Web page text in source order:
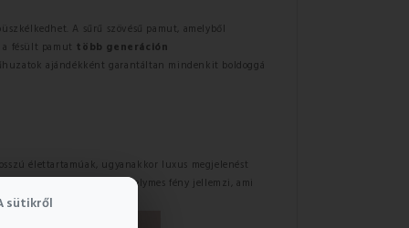
sütikről
A sűrű szövésű pamut, amelyből
a fésült pamut több generáción
ajándékként garantáltan mindenkit boldoggá
élettartamúak, ugyanakkor luxus megjelenést
A damaszt ágyneműket selymes fény jellemzi, ami